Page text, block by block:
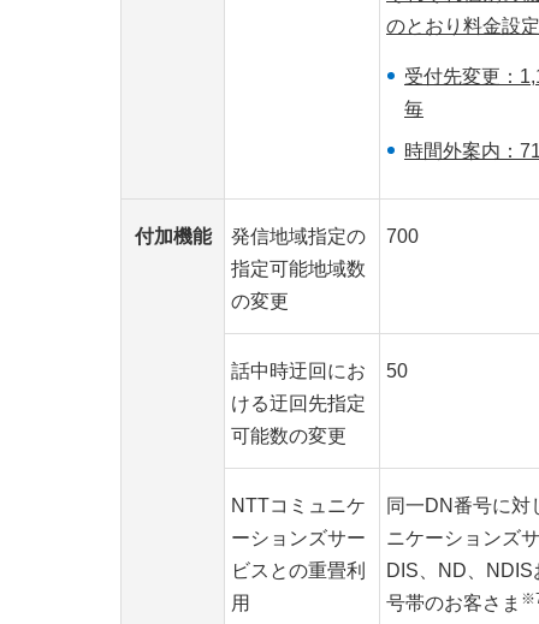
のとおり料金設定
受付先変更：
毎
時間外案内：
付加機能
発信地域指定の
指定可能地域数
の変更
700
話中時迂回にお
ける迂回先指定
可能数の変更
50
NTTコミュニケ
ーションズサー
ビスとの重畳利
用
同一DN番号に対
ニケーションズ
DIS、ND、
号帯のお客さま